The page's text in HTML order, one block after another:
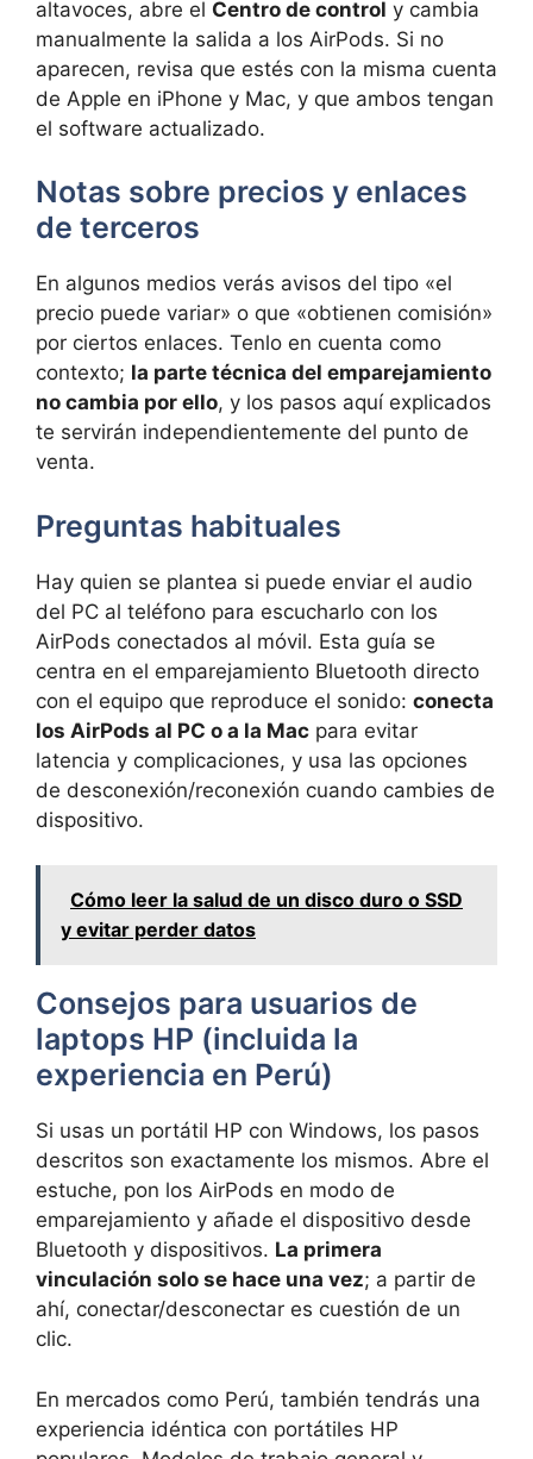
altavoces, abre el Centro de control y cambia
manualmente la salida a los AirPods. Si no
aparecen, revisa que estés con la misma cuenta
de Apple en iPhone y Mac, y que ambos tengan
el software actualizado.
Notas sobre precios y enlaces
de terceros
En algunos medios verás avisos del tipo «el
precio puede variar» o que «obtienen comisión»
por ciertos enlaces. Tenlo en cuenta como
contexto; la parte técnica del emparejamiento
no cambia por ello, y los pasos aquí explicados
te servirán independientemente del punto de
venta.
Preguntas habituales
Hay quien se plantea si puede enviar el audio
del PC al teléfono para escucharlo con los
AirPods conectados al móvil. Esta guía se
centra en el emparejamiento Bluetooth directo
con el equipo que reproduce el sonido: conecta
los AirPods al PC o a la Mac para evitar
latencia y complicaciones, y usa las opciones
de desconexión/reconexión cuando cambies de
dispositivo.
Cómo leer la salud de un disco duro o SSD
y evitar perder datos
Consejos para usuarios de
laptops HP (incluida la
experiencia en Perú)
Si usas un portátil HP con Windows, los pasos
descritos son exactamente los mismos. Abre el
estuche, pon los AirPods en modo de
emparejamiento y añade el dispositivo desde
Bluetooth y dispositivos. La primera
vinculación solo se hace una vez; a partir de
ahí, conectar/desconectar es cuestión de un
clic.
En mercados como Perú, también tendrás una
experiencia idéntica con portátiles HP